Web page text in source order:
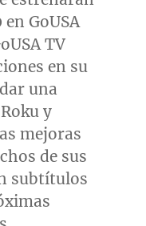
GoUSA
TV
en su
una
y
mejoras
de sus
subtítulos